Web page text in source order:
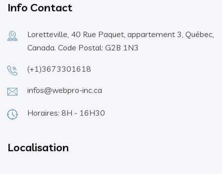
Info Contact
Loretteville, 40 Rue Paquet, appartement 3, Québec,
Canada. Code Postal: G2B 1N3
(+1)3673301618
infos@webpro-inc.ca
Horaires: 8H - 16H30
Localisation